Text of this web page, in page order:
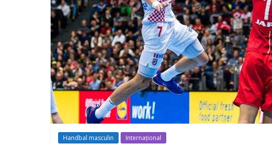
Handbal masculin Internațional